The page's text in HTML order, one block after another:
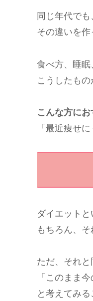
同じ年代で
その違いを作
食べ方、睡眠
こうしたも
こんな方に
「最近痩せ
ダイエット
もちろん、そ
ただ、それと
「このまま
と考えてみる